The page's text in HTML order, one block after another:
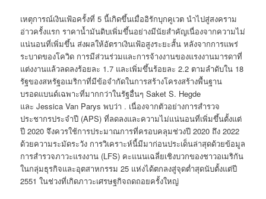
เหตุการณ์เงินเฟ้อครั้งที่ 5 นี้เกิดขึ้นเมื่ออิรักบุกคูเวต นำไปสู่สงคราม
อ่าวครั้งแรก ราคาน้ำมันดิบเพิ่มขึ้นอย่างมีนัยสำคัญเนื่องจากความไม่
แน่นอนที่เพิ่มขึ้น ส่งผลให้อัตราเงินเฟ้อสูงระยะสั้น หลังจากการแพร่
ระบาดของโควิด การมีส่วนร่วมและการจ้างงานของแรงงานมารดาที่
แต่งงานแล้วลดลงร้อยละ 1.7 และเพิ่มขึ้นร้อยละ 2.2 ตามลำดับใน 18
รัฐของสหรัฐอเมริกาที่มีข้อจำกัดในการสร้างโครงสร้างพื้นฐาน
บรอดแบนด์เฉพาะที่มากกว่าในรัฐอื่นๆ Saket S. Hegde
และ Jessica Van Parys พบว่า . เนื่องจากตัวอย่างการสำรวจ
ประชากรประจำปี (APS) ที่ลดลงและความไม่แน่นอนที่เพิ่มขึ้นตั้งแต่
ปี 2020 จึงควรใช้การประมาณการที่ครอบคลุมช่วงปี 2020 ถึง 2022
ด้วยความระมัดระวัง การวิเคราะห์นี้มีมาก่อนประเด็นล่าสุดด้วยข้อมูล
การสำรวจภาวะแรงงาน (LFS) คะแนนเฉลี่ยเชิงบวกของชาวอเมริกัน
ในกลุ่มธุรกิจและอุตสาหกรรม 25 แห่งได้ตกลงสู่จุดต่ำสุดนับตั้งแต่ปี
2551 ในช่วงที่เกิดภาวะเศรษฐกิจถดถอยครั้งใหญ่